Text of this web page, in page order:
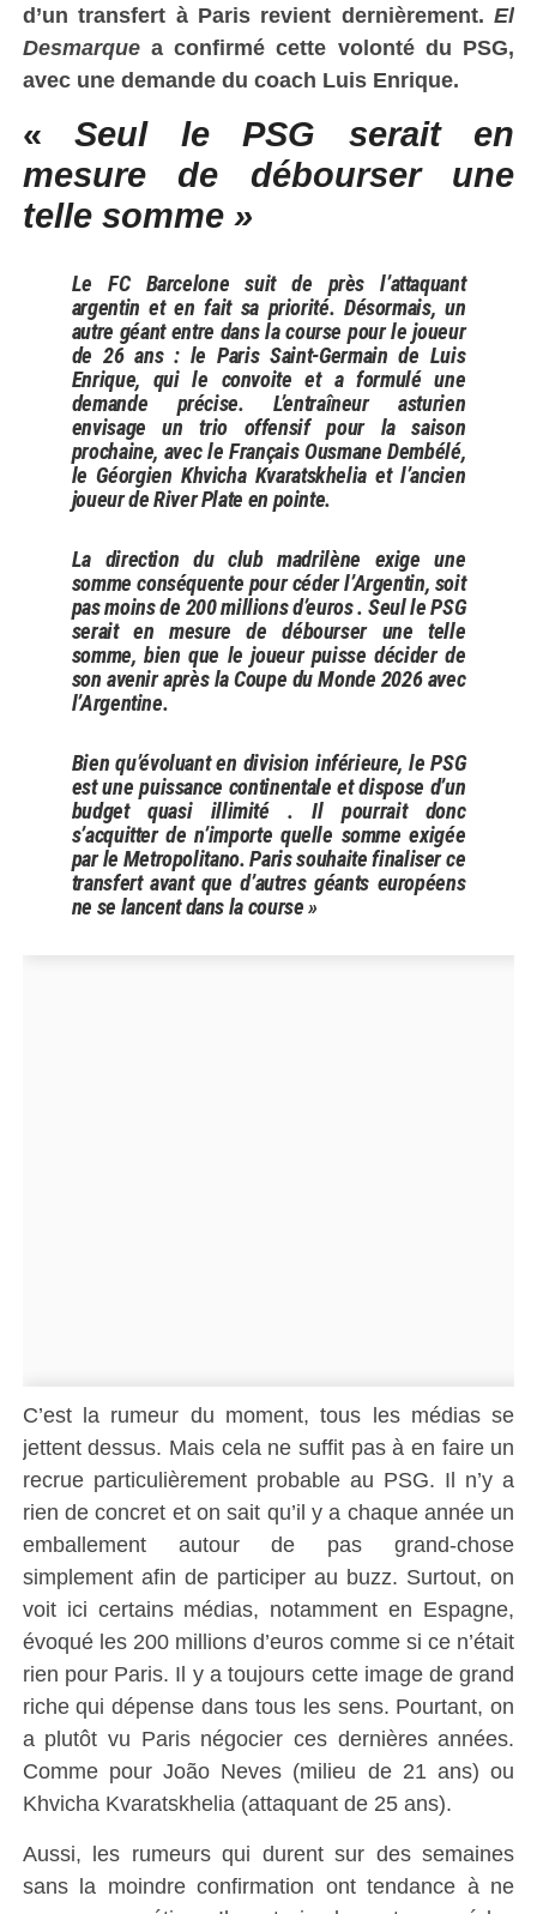
d’un transfert à Paris revient dernièrement. El
Desmarquea confirmé cette volonté du PSG,
avec une demande du coach Luis Enrique.
«Seul le PSG serait en
mesure de débourser une
telle somme »
Le FC Barcelone suit de près l’attaquant
argentin et en fait sa priorité. Désormais, un
autre géant entre dans la course pour le joueur
de 26 ans : le Paris Saint-Germain de Luis
Enrique, qui le convoite et a formulé une
demande précise. L’entraîneur asturien
envisage un trio offensif pour la saison
prochaine, avec le Français Ousmane Dembélé,
le Géorgien Khvicha Kvaratskhelia et l’ancien
joueur de River Plate en pointe.
La direction du club madrilène exige une
somme conséquente pour céder l’Argentin, soit
pas moins de 200 millions d’euros . Seul le PSG
serait en mesure de débourser une telle
somme, bien que le joueur puisse décider de
son avenir après la Coupe du Monde 2026 avec
l’Argentine.
Bien qu’évoluant en division inférieure, le PSG
est une puissance continentale et dispose d’un
budget quasi illimité . Il pourrait donc
s’acquitter de n’importe quelle somme exigée
par le Metropolitano. Paris souhaite finaliser ce
transfert avant que d’autres géants européens
ne se lancent dans la course »
C’est la rumeur du moment, tous les médias se
jettent dessus. Mais cela ne suffit pas à en faire un
recrue particulièrement probable au PSG. Il n’y a
rien de concret et on sait qu’il y a chaque année un
emballement autour de pas grand-chose
simplement afin de participer au buzz. Surtout, on
voit ici certains médias, notamment en Espagne,
évoqué les 200 millions d’euros comme si ce n’était
rien pour Paris. Il y a toujours cette image de grand
riche qui dépense dans tous les sens. Pourtant, on
a plutôt vu Paris négocier ces dernières années.
Comme pour João Neves (milieu de 21 ans) ou
Khvicha Kvaratskhelia (attaquant de 25 ans).
Aussi, les rumeurs qui durent sur des semaines
sans la moindre confirmation ont tendance à ne